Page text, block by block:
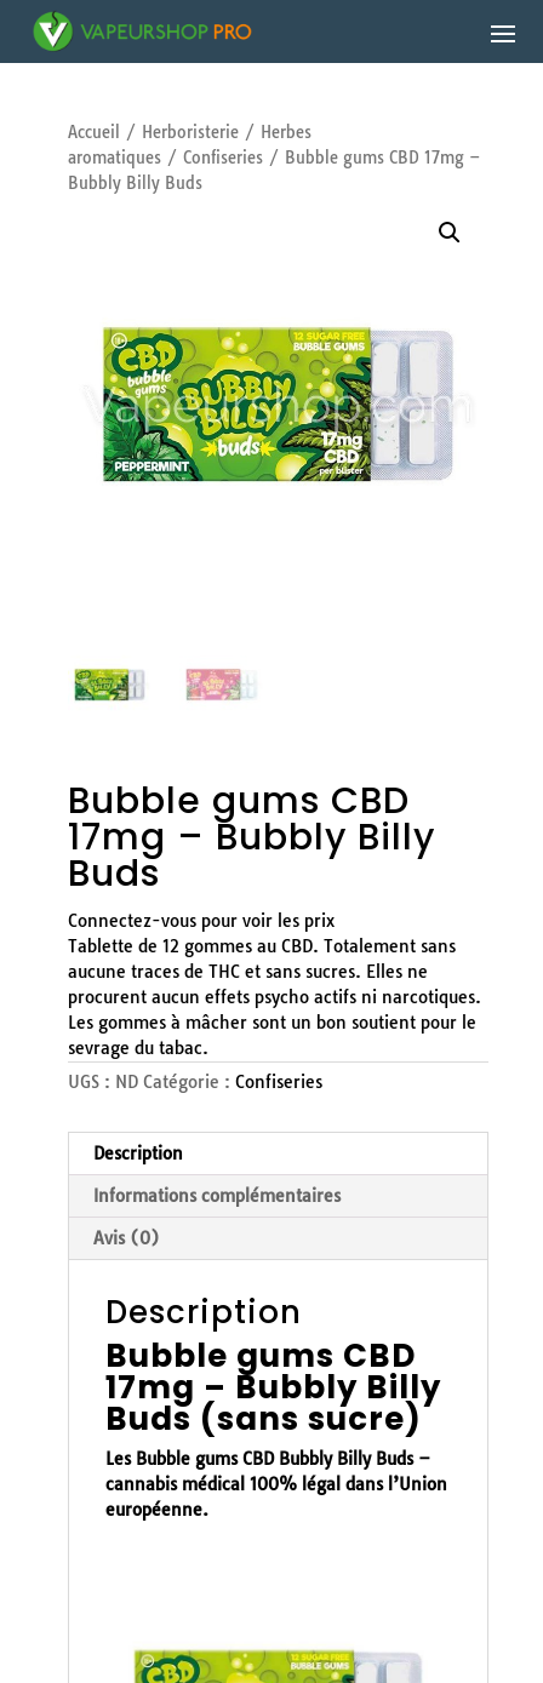
Accueil / Herboristerie/ Herbes
aromatiques/ Confiseries/ Bubble gums CBD 17mg –
Bubbly Billy Buds
Bubble gums CBD
17mg – Bubbly Billy
Buds
Connectez-vous pour voir les prix
Tablette de 12 gommes au CBD. Totalement sans
aucune traces de THC et sans sucres. Elles ne
procurent aucun effets psycho actifs ni narcotiques.
Les gommes à mâcher sont un bon soutient pour le
sevrage du tabac.
UGS : ND Catégorie : Confiseries
Description
Informations complémentaires
Avis (0)
Description
Bubble gums CBD
17mg – Bubbly Billy
Buds (sans sucre)
Les Bubble gums CBD Bubbly Billy Buds –
cannabis médical 100% légal dans l’Union
européenne.